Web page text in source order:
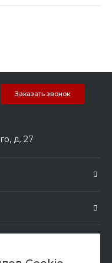
Заказать звонок
д. 27